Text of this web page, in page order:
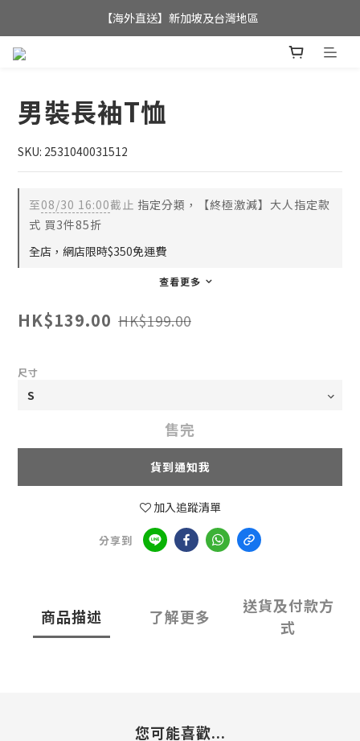
全店滿$350，即可享港澳地區免運費;
【海外直送】新加坡及台灣地區
男裝長袖T恤
SKU: 2531040031512
至08/30 16:00截止 指定分類，【終極激減】大人指定款
式 買3件85折
全店，網店限時$350免運費
查看更多
HK$139.00 HK$199.00
尺寸
售完
貨到通知我
加入追蹤清單
分享到
商品描述 了解更多
送貨及付款方
式
您可能喜歡...